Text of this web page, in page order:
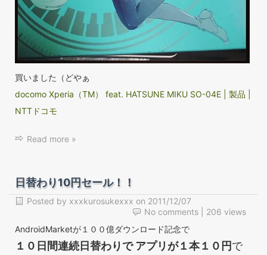
買いました（どやぁ
docomo Xperia（TM） feat. HATSUNE MIKU SO-04E | 製品 |
NTTドコモ
Read more »
日替わり10円セール！！
Posted by xxxkurosukexxx on 2011/12/07
No comments | 206 views
AndroidMarketが１００億ダウンロード記念で
１０日間連続日替わりで アプリが１本１０円で